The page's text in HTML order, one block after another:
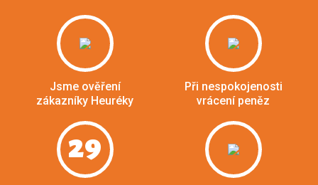
Jsme ověření
zákazníky Heuréky
Při nespokojenosti
vrácení peněz
29